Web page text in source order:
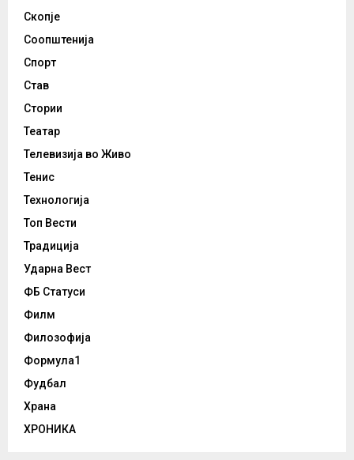
Скопје
Соопштенија
Спорт
Став
Стории
Театар
Телевизија во Живо
Тенис
Технологија
Топ Вести
Традиција
Ударна Вест
ФБ Статуси
Филм
Филозофија
Формула1
Фудбал
Храна
ХРОНИКА